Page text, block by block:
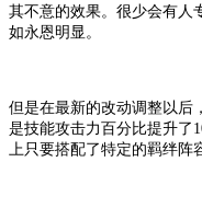
其不意的效果。很少会有人
如永恩明显。
但是在最新的改动调整以后
是技能攻击力百分比提升了
上只要搭配了特定的羁绊阵